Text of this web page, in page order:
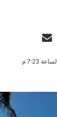
ت
ب
ل
س
ر